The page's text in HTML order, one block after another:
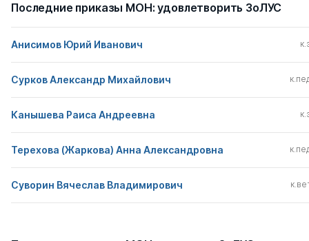
Последние приказы МОН: удовлетворить ЗоЛУС
Анисимов Юрий Иванович
Сурков Александр Михайлович
Канышева Раиса Андреевна
Терехова (Жаркова) Анна Александровна
Суворин Вячеслав Владимирович